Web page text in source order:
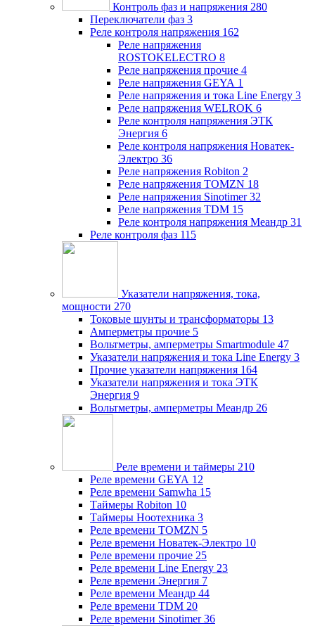
Контроль фаз и напряжения 280
Переключатели фаз 3
Реле контроля напряжения 162
Реле напряжения
ROSTOKELECTRO 8
Реле напряжения прочие 4
Реле напряжения GEYA 1
Реле напряжения и тока Line Energy 3
Реле напряжения WELROK 6
Реле контроля напряжения ЭТК
Энергия 6
Реле контроля напряжения Новатек-
Электро 36
Реле напряжения Robiton 2
Реле напряжения TOMZN 18
Реле напряжения Sinotimer 32
Реле напряжения TDM 15
Реле контроля напряжения Меандр 31
Реле контроля фаз 115
Указатели напряжения, тока,
мощности 270
Токовые шунты и трансформаторы 13
Амперметры прочие 5
Вольтметры, амперметры Smartmodule 47
Указатели напряжения и тока Line Energy 3
Прочие указатели напряжения 164
Указатели напряжения и тока ЭТК
Энергия 9
Вольтметры, амперметры Меандр 26
Реле времени и таймеры 210
Реле времени GEYA 12
Реле времени Samwha 15
Таймеры Robiton 10
Таймеры Ноотехника 3
Реле времени TOMZN 5
Реле времени Новатек-Электро 10
Реле времени прочие 25
Реле времени Line Energy 23
Реле времени Энергия 7
Реле времени Меандр 44
Реле времени TDM 20
Реле времени Sinotimer 36